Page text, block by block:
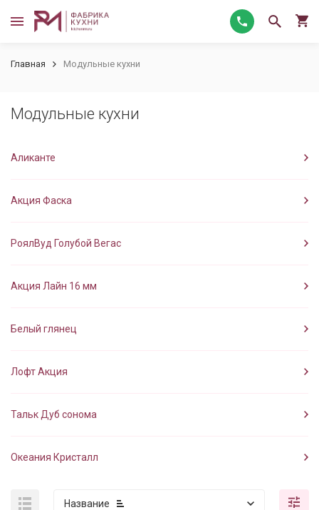
Главная Модульные кухни
Модульные кухни
Аликанте
Акция Фаска
РоялВуд Голубой Вегас
Акция Лайн 16 мм
Белый глянец
Лофт Акция
Тальк Дуб сонома
Океания Кристалл
Название